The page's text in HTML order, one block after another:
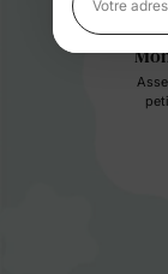
Votre
En vous